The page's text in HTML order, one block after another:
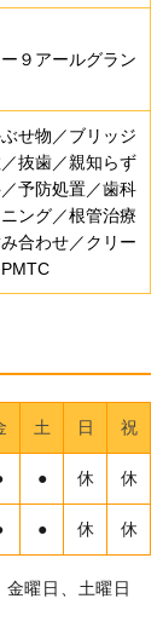
９アールグラン
せ物／ブリッジ
抜歯／親知らず
予防処置／歯科
ング／根管治療
合わせ／クリー
土 日 祝
● 休 休
● 休 休
金曜日、土曜日